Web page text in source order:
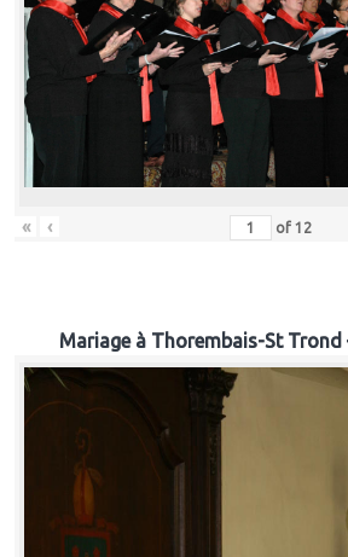
« ‹ of 12
Mariage à Thorembais-St Trond